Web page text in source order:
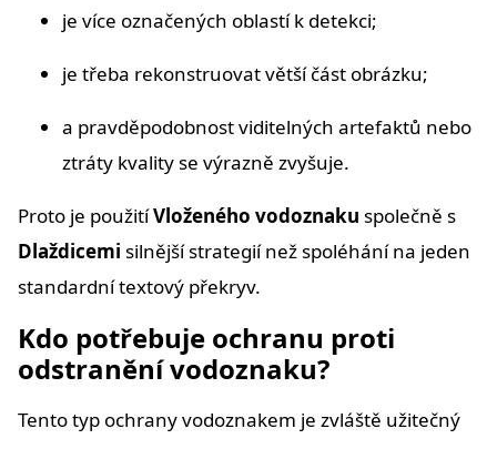
je více označených oblastí k detekci;
je třeba rekonstruovat větší část obrázku;
a pravděpodobnost viditelných artefaktů nebo
ztráty kvality se výrazně zvyšuje.
Proto je použitíVloženého vodoznaku společně s
Dlaždicemi silnější strategií než spoléhání na jeden
standardní textový překryv.
Kdo potřebuje ochranu proti
odstranění vodoznaku?
Tento typ ochrany vodoznakem je zvláště užitečný